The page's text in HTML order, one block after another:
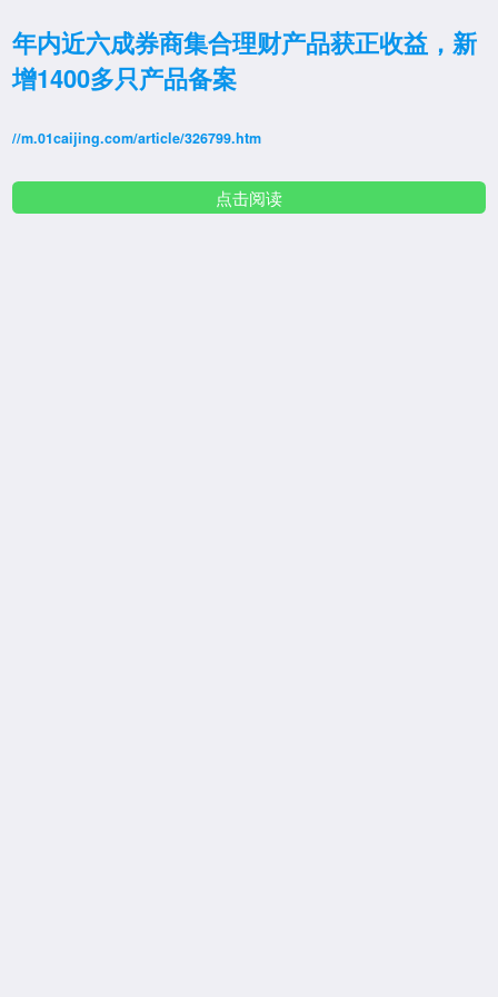
年内近六成券商集合理财产品获正收益，新
增1400多只产品备案
//m.01caijing.com/article/326799.htm
点击阅读